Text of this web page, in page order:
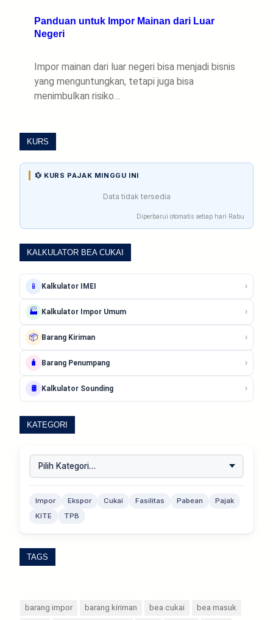
Panduan untuk Impor Mainan dari Luar
Negeri
Impor mainan dari luar negeri bisa menjadi bisnis
yang menguntungkan, tetapi juga bisa
menimbulkan risiko…
KURS
💱 KURS PAJAK MINGGU INI
Data tidak tersedia
Diperbarui otomatis setiap hari Rabu
KALKULATOR BEA CUKAI
📱 Kalkulator IMEI ›
🏭 Kalkulator Impor Umum ›
📦 Barang Kiriman ›
🧳 Barang Penumpang ›
🛢️ Kalkulator Sounding ›
KATEGORI
Impor Ekspor Cukai Fasilitas Pabean
Pajak
KITE
TPB
TAGS
barang impor barang kiriman bea cukai
bea masuk